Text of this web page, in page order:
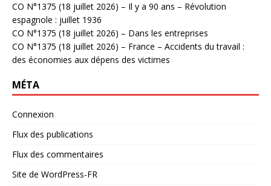
CO N°1375 (18 juillet 2026) – Il y a 90 ans – Révolution
espagnole : juillet 1936
CO N°1375 (18 juillet 2026) – Dans les entreprises
CO N°1375 (18 juillet 2026) – France – Accidents du travail :
des économies aux dépens des victimes
MÉTA
Connexion
Flux des publications
Flux des commentaires
Site de WordPress-FR